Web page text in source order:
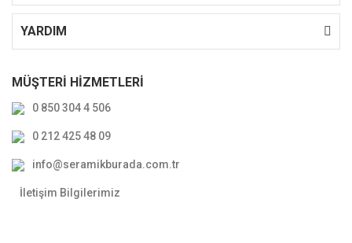
YARDIM
MÜŞTERİ HİZMETLERİ
0 850 304 4 506
0 212 425 48 09
info@seramikburada.com.tr
İletişim Bilgilerimiz